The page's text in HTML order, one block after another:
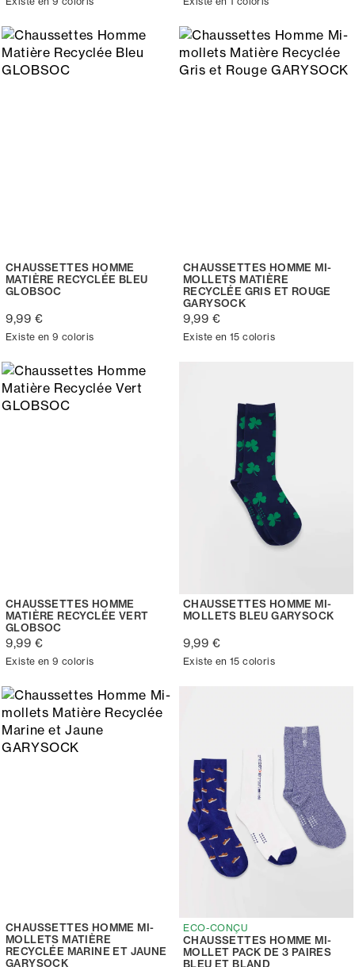
CHAUSSETTES HOMME
MATIÈRE RECYCLÉE BLEU
GLOBSOC
9,99 €
Existe en 9 coloris
CHAUSSETTES HOMME MI-
MOLLETS MATIÈRE
RECYCLÉE GRIS ET ROUGE
GARYSOCK
9,99 €
Existe en 15 coloris
CHAUSSETTES HOMME
MATIÈRE RECYCLÉE VERT
GLOBSOC
9,99 €
Existe en 9 coloris
CHAUSSETTES HOMME MI-
MOLLETS BLEU GARYSOCK
9,99 €
Existe en 15 coloris
CHAUSSETTES HOMME MI-
MOLLETS MATIÈRE
RECYCLÉE MARINE ET JAUNE
GARYSOCK
ECO-CONÇU
CHAUSSETTES HOMME MI-
MOLLET PACK DE 3 PAIRES
BLEU ET BLAND